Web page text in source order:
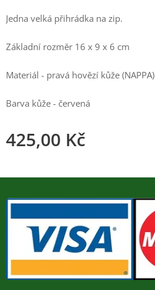
Jedna velká přihrádka na zip.
Základní rozměr 16 x 9 x 6 cm
Materiál - pravá hovězí kůže (NAPPA)
Barva kůže - červená
425,00 Kč